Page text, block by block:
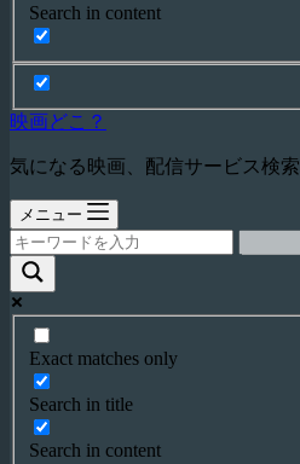
Search in content
映画どこ？
気になる映画、配信サービス検索
メニュー
Exact matches only
Search in title
Search in content